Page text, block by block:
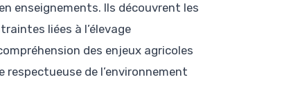
enseignements. Ils découvrent les
liées à l’élevage
des enjeux agricoles
de l’environnement